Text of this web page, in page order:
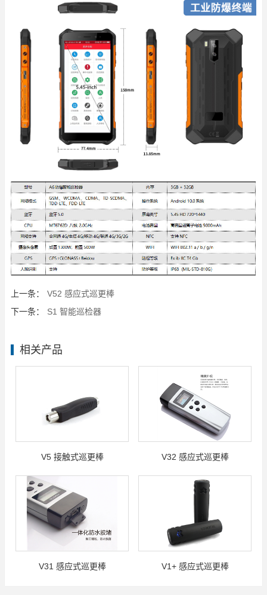
上一条：
V52 感应式巡更棒
下一条：
S1 智能巡检器
相关产品
V5 接触式巡更棒 V32 感应式巡更棒
V31 感应式巡更棒 V1+ 感应式巡更棒